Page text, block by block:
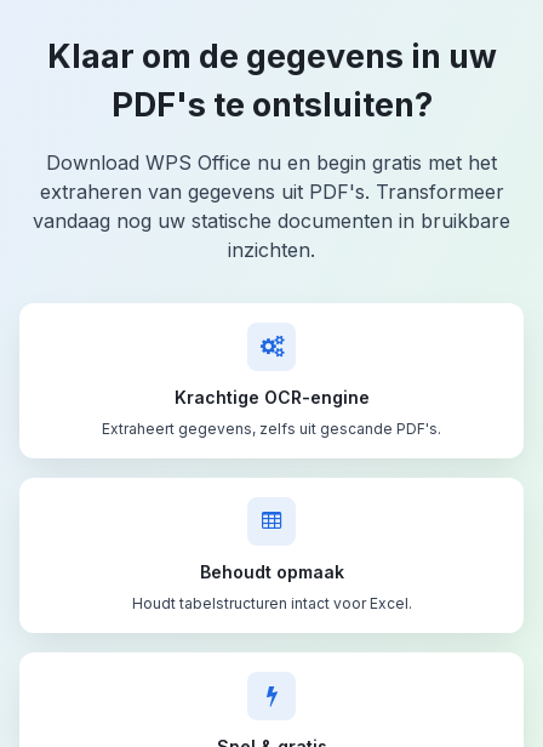
Klaar om de gegevens in uw
PDF's te ontsluiten?
Download WPS Office nu en begin gratis met het
extraheren van gegevens uit PDF's. Transformeer
vandaag nog uw statische documenten in bruikbare
inzichten.
Krachtige OCR-engine
Extraheert gegevens, zelfs uit gescande PDF's.
Behoudt opmaak
Houdt tabelstructuren intact voor Excel.